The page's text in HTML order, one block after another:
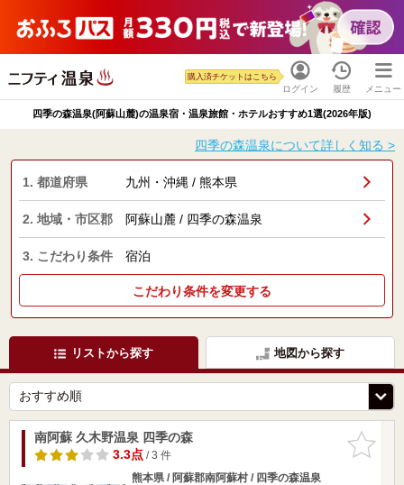
ログイン
購入済チケットはこちら
履歴 メニュー
四季の森温泉(阿蘇山麓)の温泉宿・温泉旅館・ホテルおすすめ1選(2026年版)
四季の森温泉について詳しく知る >
1. 都道府県 九州・沖縄 / 熊本県
2. 地域・市区郡 阿蘇山麓 / 四季の森温泉
3. こだわり条件 宿泊
こだわり条件を変更する
リストから探す 地図から探す
お気に入
りに追加
南阿蘇 久木野温泉 四季の森
3.3点/ 3 件
熊本県 / 阿蘇郡南阿蘇村 / 四季の森温泉